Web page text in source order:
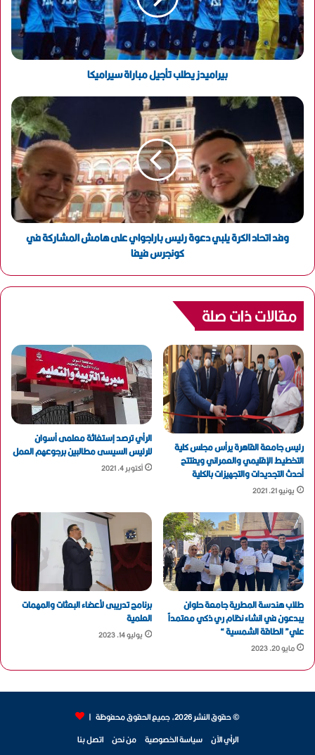
ل
ك
ت
ر
ي
بيراميدز يطلب تأجيل مباراة سيراميكا
وفد اتحاد الكرة يلبي دعوة رئيس باراجواي على هامش المشاركة في
كونجرس فيفا
مقالات ذات صلة
رئيس جامعة القاهرة يرأس مجلس كلية
التخطيط الإقليمي والعمراني ويفتتح
أحدث التجديدات والتجهيزات بالكلية
يونيو 21, 2021
الرأي ترصد إستغاثة معلمى أسوان
للرئيس السيسى مطالبين برجوعهم العمل
أكتوبر 4, 2021
طلاب هندسة المطرية جامعة حلوان
يبدعون في انشاء نظام ري ذكي معتمداً
علي” الطاقة الشمسية “
مايو 20, 2023
برنامج تدريبى لأعضاء البعثات والمهمات
العلمية
يوليو 14, 2023
© حقوق النشر 2026، جميع الحقوق محفوظة |
الرأي الآن سياسة الخصوصية من نحن اتصل بنا